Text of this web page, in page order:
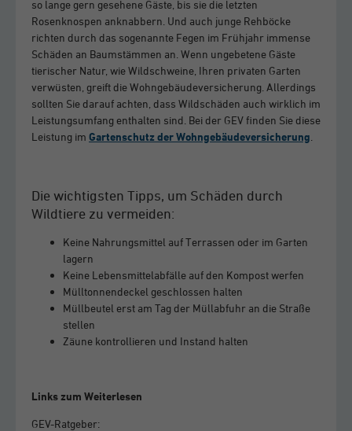
so lange gern gesehene Gäste, bis sie die letzten
Rosenknospen anknabbern. Und auch junge Rehböcke
richten durch das sogenannte Fegen im Frühjahr immense
Schäden an Baumstämmen an. Wenn ungebetene Gäste
tierischer Natur, wie Wildschweine, Ihren privaten Garten
verwüsten, greift die Wohngebäudeversicherung. Allerdings
sollten Sie darauf achten, dass Wildschäden auch wirklich im
Leistungsumfang enthalten sind. Bei der GEV finden Sie diese
Leistung im Gartenschutz der Wohngebäudeversicherung
Die wichtigsten Tipps, um Schäden durch
Wildtiere zu vermeiden:
Keine Nahrungsmittel auf Terrassen oder im Garten
lagern
Keine Lebensmittelabfälle auf den Kompost werfen
Mülltonnendeckel geschlossen halten
Müllbeutel erst am Tag der Müllabfuhr an die Straße
stellen
Zäune kontrollieren und Instand halten
Links zum Weiterlesen
GEV-Ratgeber: